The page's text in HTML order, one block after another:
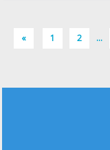
« 1 2 ...